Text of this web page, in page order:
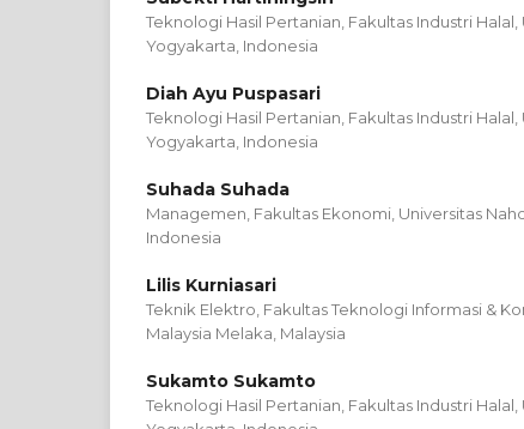
Teknologi Hasil Pertanian, Fakultas Industri
Yogyakarta, Indonesia
Diah Ayu Puspasari
Teknologi Hasil Pertanian, Fakultas Industri
Yogyakarta, Indonesia
Suhada Suhada
Managemen, Fakultas Ekonomi, Universitas
Indonesia
Lilis Kurniasari
Teknik Elektro, Fakultas Teknologi Informasi &
Malaysia Melaka, Malaysia
Sukamto Sukamto
Teknologi Hasil Pertanian, Fakultas Industri